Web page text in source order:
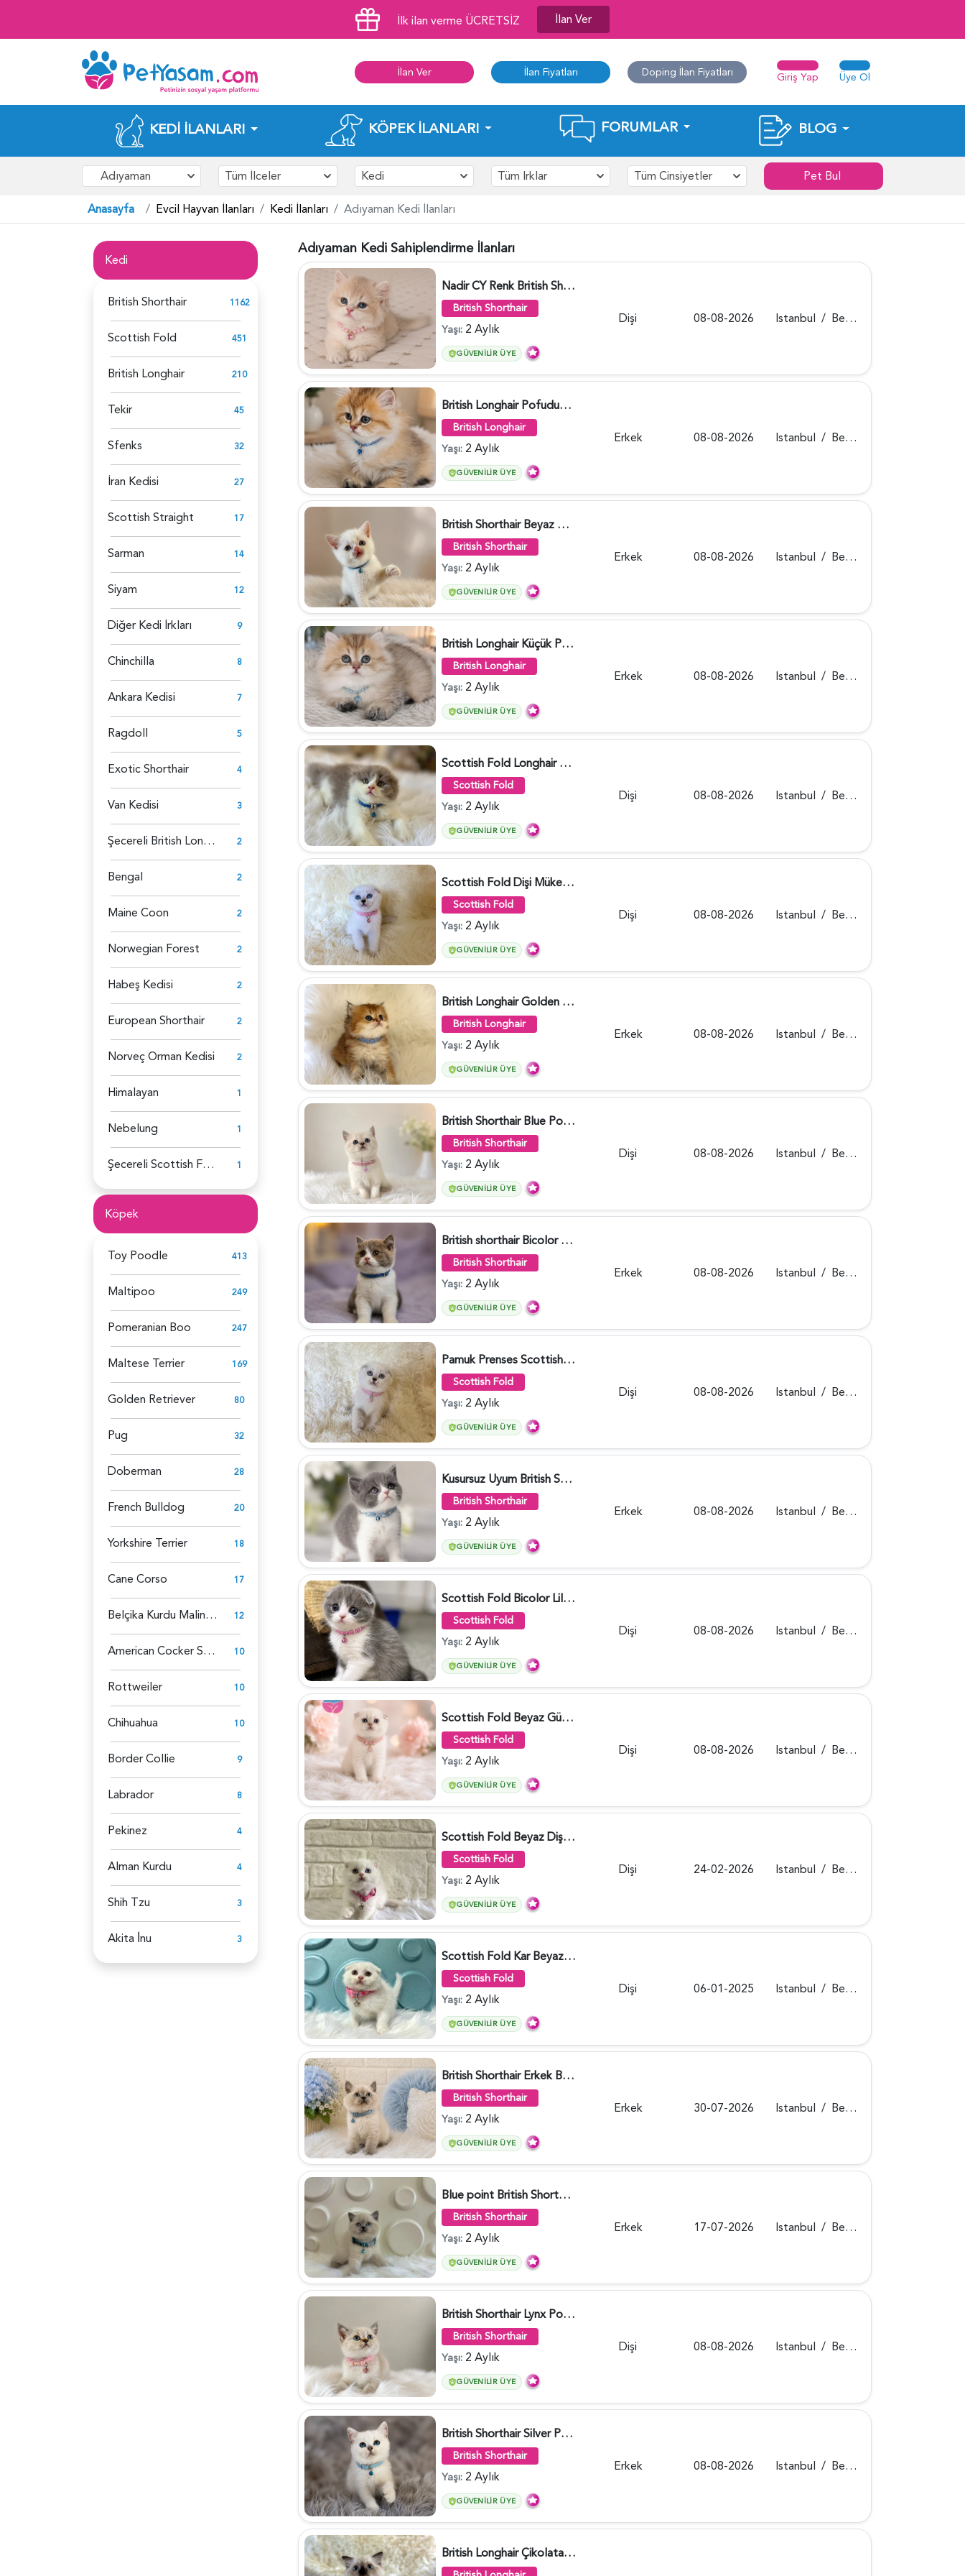
İlk ilan verme ÜCRETSİZ İlan Ver
İlan Ver İlan Fiyatları Doping İlan Fiyatları Giriş Yap Üye Ol
KEDI İLANLARI KÖPEK İLANLARI FORUMLAR BLOG
Adıyaman Tüm İlceler Kedi Tüm Irklar Tüm Cinsiyetler Pet Bul
Anasayfa Evcil Hayvan İlanları Kedi İlanları Adıyaman Kedi İlanları
Kedi
British Shorthair 1162
Scottish Fold 451
British Longhair 210
Tekir 45
Sfenks 32
İran Kedisi 27
Scottish Straight 17
Sarman 14
Siyam 12
Diğer Kedi İrkları 9
Chinchilla 8
Ankara Kedisi 7
Ragdoll 5
Exotic Shorthair 4
Van Kedisi 3
Şecereli British Longhair 2
Bengal 2
Maine Coon 2
Norwegian Forest 2
Habeş Kedisi 2
European Shorthair 2
Norveç Orman Kedisi 2
Himalayan 1
Nebelung 1
Şecereli Scottish Fold 1
Köpek
Toy Poodle 413
Maltipoo 249
Pomeranian Boo 247
Maltese Terrier 169
Golden Retriever 80
Pug 32
Doberman 28
French Bulldog 20
Yorkshire Terrier 18
Cane Corso 17
Belçika Kurdu Malinois 12
American Cocker Spaniel 10
Rottweiler 10
Chihuahua 10
Border Collie 9
Labrador 8
Pekinez 4
Alman Kurdu 4
Shih Tzu 3
Akita İ̇nu 3
Adıyaman Kedi Sahiplendirme İlanları
Nadir CY Renk British Shorthair Prensesimiz - 6483
British Shorthair
Yaşı: 2 Aylık
GÜVENILIR ÜYE
Dişi 08-08-2026 Istanbul / Beykoz
British Longhair Pofuduk Yakışıklımız - 6481
British Longhair
Yaşı: 2 Aylık
GÜVENILIR ÜYE
Erkek 08-08-2026 Istanbul / Beykoz
British Shorthair Beyaz Pamuksu Yavrumuz - 6419
British Shorthair
Yaşı: 2 Aylık
GÜVENILIR ÜYE
Erkek 08-08-2026 Istanbul / Beykoz
British Longhair Küçük Prens Yuva Arıyor - 6480
British Longhair
Yaşı: 2 Aylık
GÜVENILIR ÜYE
Erkek 08-08-2026 Istanbul / Beykoz
Scottish Fold Longhair Lilac Bi Color 2 Aylık - 5908
Scottish Fold
Yaşı: 2 Aylık
GÜVENILIR ÜYE
Dişi 08-08-2026 Istanbul / Beykoz
Scottish Fold Dişi Mükemmel Yavrumuz - 5909
Scottish Fold
Yaşı: 2 Aylık
GÜVENILIR ÜYE
Dişi 08-08-2026 Istanbul / Beykoz
British Longhair Golden Erkek Yavrumuz - 5910
British Longhair
Yaşı: 2 Aylık
GÜVENILIR ÜYE
Erkek 08-08-2026 Istanbul / Beykoz
British Shorthair Blue Point Kızımız 2 Aylık - 5149
British Shorthair
Yaşı: 2 Aylık
GÜVENILIR ÜYE
Dişi 08-08-2026 Istanbul / Beykoz
British shorthair Bicolor Lilac Erkek - 5905
British Shorthair
Yaşı: 2 Aylık
GÜVENILIR ÜYE
Erkek 08-08-2026 Istanbul / Beykoz
Pamuk Prenses Scottish Fold Maviş Yavrumuz - 6009
Scottish Fold
Yaşı: 2 Aylık
GÜVENILIR ÜYE
Dişi 08-08-2026 Istanbul / Beykoz
Kusursuz Uyum British Shorthair Bi Color Erkek - 6011
British Shorthair
Yaşı: 2 Aylık
GÜVENILIR ÜYE
Erkek 08-08-2026 Istanbul / Beykoz
Scottish Fold Bicolor Lilac Dişi - 6014
Scottish Fold
Yaşı: 2 Aylık
GÜVENILIR ÜYE
Dişi 08-08-2026 Istanbul / Beykoz
Scottish Fold Beyaz Güzellik 2 Aylık - 4690
Scottish Fold
Yaşı: 2 Aylık
GÜVENILIR ÜYE
Dişi 08-08-2026 Istanbul / Beykoz
Scottish Fold Beyaz Dişi Baby Face 2 Aylık - 3704
Scottish Fold
Yaşı: 2 Aylık
GÜVENILIR ÜYE
Dişi 24-02-2026 Istanbul / Beykoz
Scottish Fold Kar Beyazı Dişi 2 Aylık - 2980
Scottish Fold
Yaşı: 2 Aylık
GÜVENILIR ÜYE
Dişi 06-01-2025 Istanbul / Beykoz
British Shorthair Erkek Bluepoint 2 Aylık - 4448
British Shorthair
Yaşı: 2 Aylık
GÜVENILIR ÜYE
Erkek 30-07-2026 Istanbul / Beykoz
Blue point British Shorthair Kedim 2 Aylık - 4132
British Shorthair
Yaşı: 2 Aylık
GÜVENILIR ÜYE
Erkek 17-07-2026 Istanbul / Beykoz
British Shorthair Lynx Point Dişi Yavrumuz Yuva Arıyor - 5148
British Shorthair
Yaşı: 2 Aylık
GÜVENILIR ÜYE
Dişi 08-08-2026 Istanbul / Beykoz
British Shorthair Silver Point Erkek 2 Aylık - 6122
British Shorthair
Yaşı: 2 Aylık
GÜVENILIR ÜYE
Erkek 08-08-2026 Istanbul / Beykoz
British Longhair Çikolata Nadir Renk Göz Kamaştırıcı - 6117